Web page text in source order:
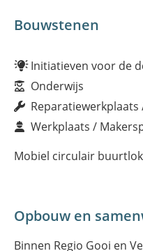
Bouwstenen
Initiatieven voor de
Onderwijs
Reparatiewerkplaats
Werkplaats /
Mobiel circulair
Opbouw en
Binnen Regio Gooi en